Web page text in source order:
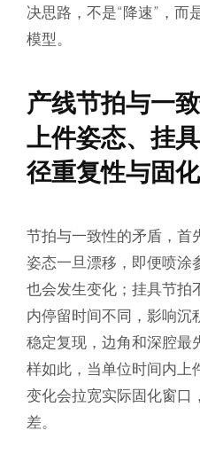
决思路，不是“降速”，而
模型。
产线节拍与一
上件姿态、挂
径重复性与固
节拍与一致性的矛盾，首
姿态一旦漂移，即便喷涂
也会发生变化；挂具节拍
内停留时间不同，影响沉
稳定复现，边角和深腔最
样如此，当单位时间内上
变化会拉宽实际固化窗口
差。